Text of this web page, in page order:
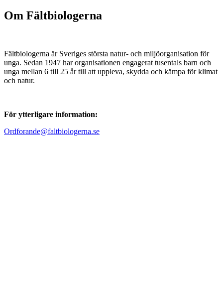
Om Fältbiologerna
Fältbiologerna är Sveriges största natur- och miljöorganisation för
unga. Sedan 1947 har organisationen engagerat tusentals barn och
unga mellan 6 till 25 år till att uppleva, skydda och kämpa för klimat
och natur.
För ytterligare information:
Ordforande@faltbiologerna.se